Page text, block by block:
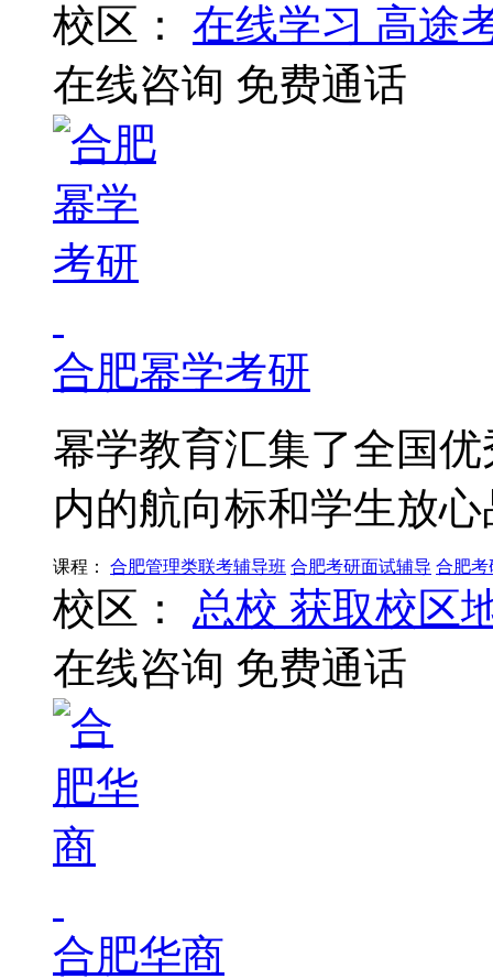
校区： 在线学习 高途
在线咨询 免费通话
合肥幂学考研
幂学教育汇集了全国
内的航向标和学生放
课程： 合肥管理类联考辅导班 合肥考研面试辅导 合肥考
校区： 总校 获取校区
在线咨询 免费通话
合肥华商